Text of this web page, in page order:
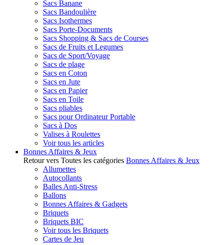
Sacs Banane
Sacs Bandoulière
Sacs Isothermes
Sacs Porte-Documents
Sacs Shopping & Sacs de Courses
Sacs de Fruits et Legumes
Sacs de Sport/Voyage
Sacs de plage
Sacs en Coton
Sacs en Jute
Sacs en Papier
Sacs en Toile
Sacs pliables
Sacs pour Ordinateur Portable
Sacs à Dos
Valises à Roulettes
Voir tous les articles
Bonnes Affaires & Jeux
Retour vers Toutes les catégories Bonnes Affaires & Jeux
Allumettes
Autocollants
Balles Anti-Stress
Ballons
Bonnes Affaires & Gadgets
Briquets
Briquets BIC
Voir tous les Briquets
Cartes de Jeu